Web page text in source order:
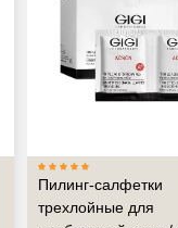
Пилинг-салфетки
трехлойные для